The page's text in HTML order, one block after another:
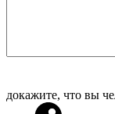
докажите, что вы